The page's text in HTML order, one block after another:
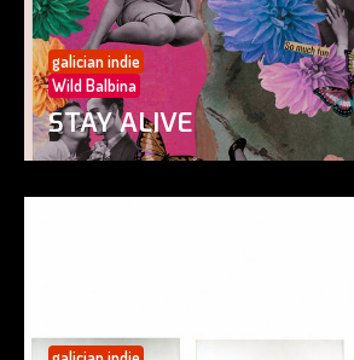
galician indie
Wild Balbina
STAY ALIVE